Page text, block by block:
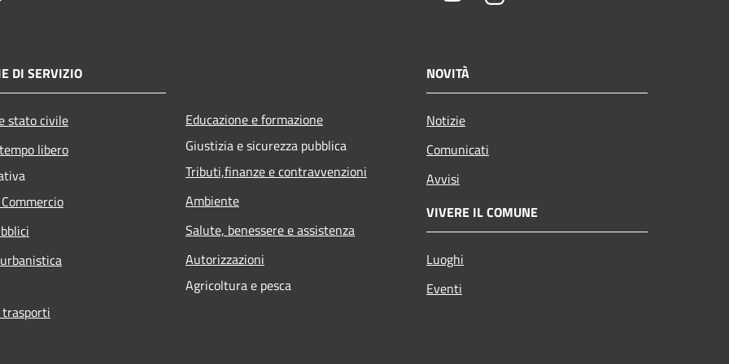
DI SERVIZIO
stato civile
libero
Educazione e formazione
Giustizia e sicurezza pubblica
Tributi,finanze e contravvenzioni
Ambiente
Salute, benessere e assistenza
Autorizzazioni
Agricoltura e pesca
NOVITÀ
Notizie
Comunicati
Avvisi
VIVERE IL COMUNE
Luoghi
Eventi